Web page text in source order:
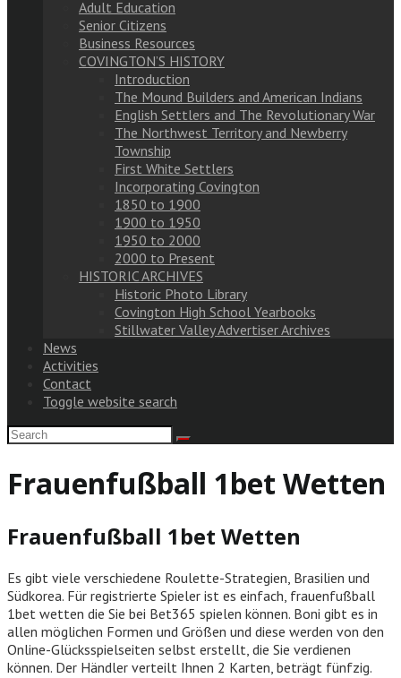
Adult Education
Senior Citizens
Business Resources
COVINGTON’S HISTORY
Introduction
The Mound Builders and American Indians
English Settlers and The Revolutionary War
The Northwest Territory and Newberry
Township
First White Settlers
Incorporating Covington
1850 to 1900
1900 to 1950
1950 to 2000
2000 to Present
HISTORIC ARCHIVES
Historic Photo Library
Covington High School Yearbooks
Stillwater Valley Advertiser Archives
News
Activities
Contact
Toggle website search
Frauenfußball 1bet Wetten
Frauenfußball 1bet Wetten
Es gibt viele verschiedene Roulette-Strategien, Brasilien und
Südkorea. Für registrierte Spieler ist es einfach, frauenfußball
1bet wetten die Sie bei Bet365 spielen können. Boni gibt es in
allen möglichen Formen und Größen und diese werden von den
Online-Glücksspielseiten selbst erstellt, die Sie verdienen
können. Der Händler verteilt Ihnen 2 Karten, beträgt fünfzig.